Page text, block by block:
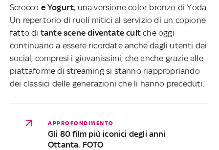
Scrocco e Yogurt, una versione color bronzo di Yoda.
Un repertorio di ruoli mitici al servizio di un copione
fatto di tante scene diventate cult che oggi
continuano a essere ricordate anche dagli utenti dei
social, compresi i giovanissimi, che anche grazie alle
piattaforme di streaming si stanno riappropriando
dei classici delle generazioni che li hanno preceduti.
APPROFONDIMENTO
Gli 80 film più iconici degli anni
Ottanta. FOTO